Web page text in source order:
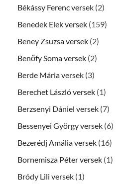
Békássy Ferenc versek (2)
Benedek Elek versek (159)
Beney Zsuzsa versek (2)
Benőfy Soma versek (2)
Berde Mária versek (3)
Berechet László versek (1)
Berzsenyi Dániel versek (7)
Bessenyei György versek (6)
Bezerédj Amália versek (16)
Bornemisza Péter versek (1)
Bródy Lili versek (1)